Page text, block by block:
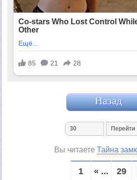
Назад
Вы читаетеТайна
1 « ... 29